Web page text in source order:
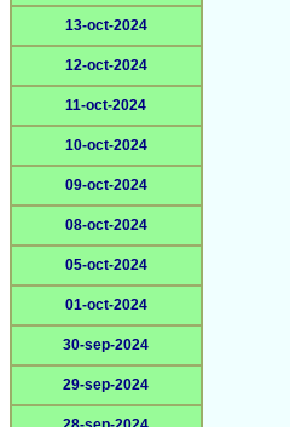
13-oct-2024
12-oct-2024
11-oct-2024
10-oct-2024
09-oct-2024
08-oct-2024
05-oct-2024
01-oct-2024
30-sep-2024
29-sep-2024